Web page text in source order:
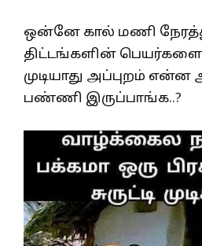
ஒன்னே கால் மணி
திட்டங்களின் பெயர்களை
முடியாது அப்புறம்
பண்ணி இருப்பாங்க..?